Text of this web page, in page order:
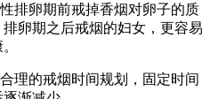
排卵期前戒掉香烟对卵子的质
卵期之后戒烟的妇女，更容易
理的戒烟时间规划，固定时间